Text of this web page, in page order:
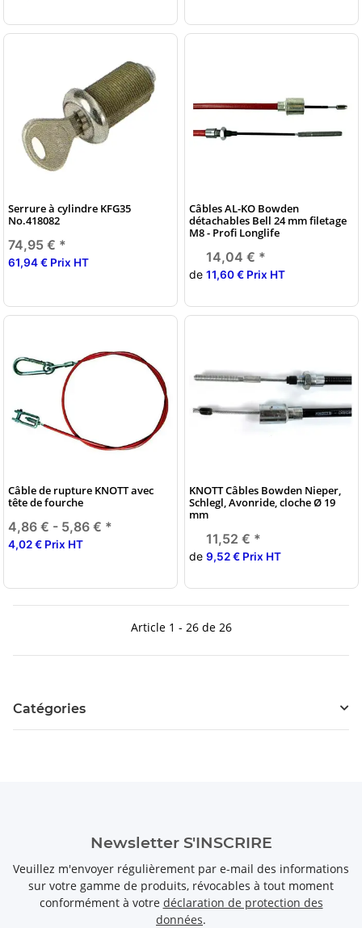
Serrure à cylindre KFG35
No.418082
74,95 € *
61,94 € Prix HT
Câbles AL-KO Bowden
détachables Bell 24 mm filetage
M8 - Profi Longlife
de
14,04 € *
11,60 € Prix HT
Câble de rupture KNOTT avec
tête de fourche
4,86 € - 5,86 € *
4,02 € Prix HT
KNOTT Câbles Bowden Nieper,
Schlegl, Avonride, cloche Ø 19
mm
de
11,52 € *
9,52 € Prix HT
Article 1 - 26 de 26
Catégories
Newsletter S'INSCRIRE
Veuillez m'envoyer régulièrement par e-mail des informations
sur votre gamme de produits, révocables à tout moment
conformément à votre déclaration de protection des
données.